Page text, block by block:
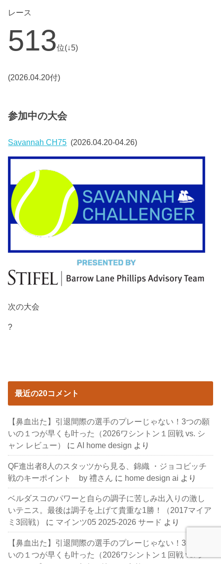
レース
513位(↓5)
(2026.04.20付)
参加中の大会
Savannah CH75 (2026.04.20-04.26)
次の大会
?
最近の20コメント
【鼻血出た】引退間際の選手のプレーじゃない！3つの願
いの１つが早くも叶った（2026ワシントン１回戦 vs. シ
ャン レビュー）
にAI home design より
QF進出者8人のスタッツから見る、錦織 ・ジョコビッチ
戦のキーポイント by 禮さん に home design ai より
ベルダスコのパワーと自らの調子に苦しみ出入りの激し
いテニス。最後は調子を上げて貴重な1勝！（2017マイア
ミ3回戦）
に マインツ05 2025-2026 サード より
【鼻血出た】引退間際の選手のプレーじゃない！3つの願
いの１つが早くも叶った（2026ワシントン１回戦 vs. シ